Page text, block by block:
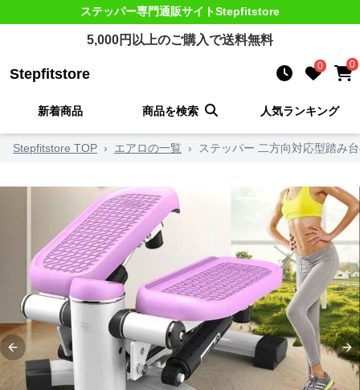
ステッパー専門通販サイトStepfitstore
5,000円以上のご購入で送料無料
Stepfitstore 0 0
新着商品 商品を検索 人気ランキング
Stepfitstore TOP › エアロの一覧 › ステッパー 二方向対応型踏み
Previous slide